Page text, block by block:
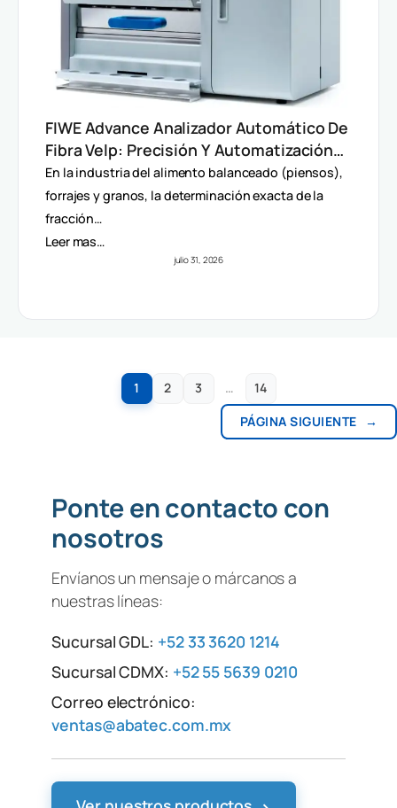
FIWE Advance Analizador Automático De
Fibra Velp: Precisión Y Automatización
En Método Van Soest
En la industria del alimento balanceado (piensos),
forrajes y granos, la determinación exacta de la
fracción…
Leer mas…
julio 31, 2026
1 2 3 …
14
PÁGINA SIGUIENTE
→
Ponte en contacto con
nosotros
Envíanos un mensaje o márcanos a
nuestras líneas:
Sucursal GDL: +52 33 3620 1214
Sucursal CDMX: +52 55 5639 0210
Correo electrónico:
ventas@abatec.com.mx